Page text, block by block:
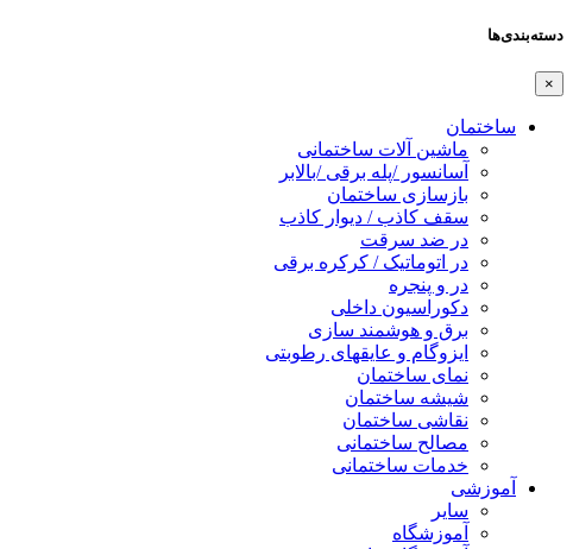
دسته‌بندی‌ها
×
ساختمان
ماشین آلات ساختمانی
آسانسور /پله برقی /بالابر
بازسازی ساختمان
سقف کاذب / دیوار کاذب
در ضد سرقت
در اتوماتیک / کرکره برقی
در و پنجره
دکوراسیون داخلی
برق و هوشمند سازی
ایزوگام و عایقهای رطوبتی
نمای ساختمان
شیشه ساختمان
نقاشی ساختمان
مصالح ساختمانی
خدمات ساختمانی
آموزشی
سایر
آموزشگاه